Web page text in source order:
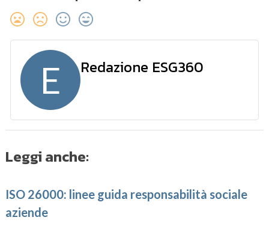
E Redazione ESG360
Leggi anche:
ISO 26000: linee guida responsabilità sociale
aziende